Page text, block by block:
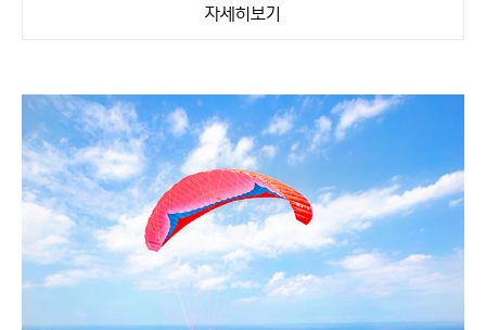
자세히보기